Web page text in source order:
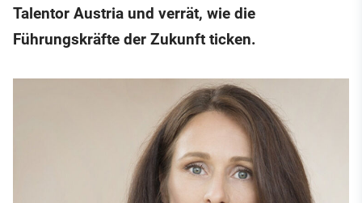
Talentor Austria und verrät, wie die
Führungskräfte der Zukunft ticken.